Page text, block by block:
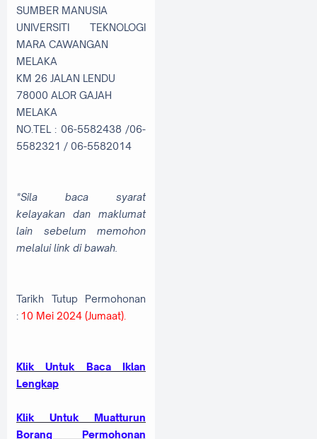
SUMBER MANUSIA
UNIVERSITI TEKNOLOGI
MARA CAWANGAN
MELAKA
KM 26 JALAN LENDU
78000 ALOR GAJAH
MELAKA
NO.TEL : 06-5582438 /06-
5582321 / 06-5582014
*Sila baca syarat
kelayakan dan maklumat
lain sebelum memohon
melalui link di bawah.
Tarikh Tutup Permohonan
: 10 Mei 2024 (Jumaat).
Klik Untuk Baca Iklan
Lengkap
Klik Untuk Muatturun
Borang Permohonan